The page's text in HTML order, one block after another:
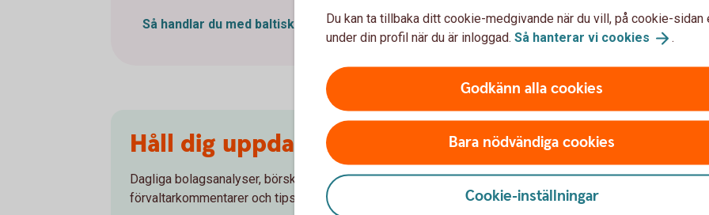
Så handlar du med baltiska aktier Så handlar du med
Håll dig uppdaterad - Aktiellt
Dagliga bolagsanalyser, börskommentarer, aktierekommendationer,
förvaltarkommentarer och tips runt pension och privatekonomi.
Du kan ta tillbaka ditt cookie-medgivande när du vill, på cookie-sidan
under din profil när du är inloggad. Så hanterar vi cookies .
Godkänn alla cookies
Bara nödvändiga cookies
Cookie-inställningar